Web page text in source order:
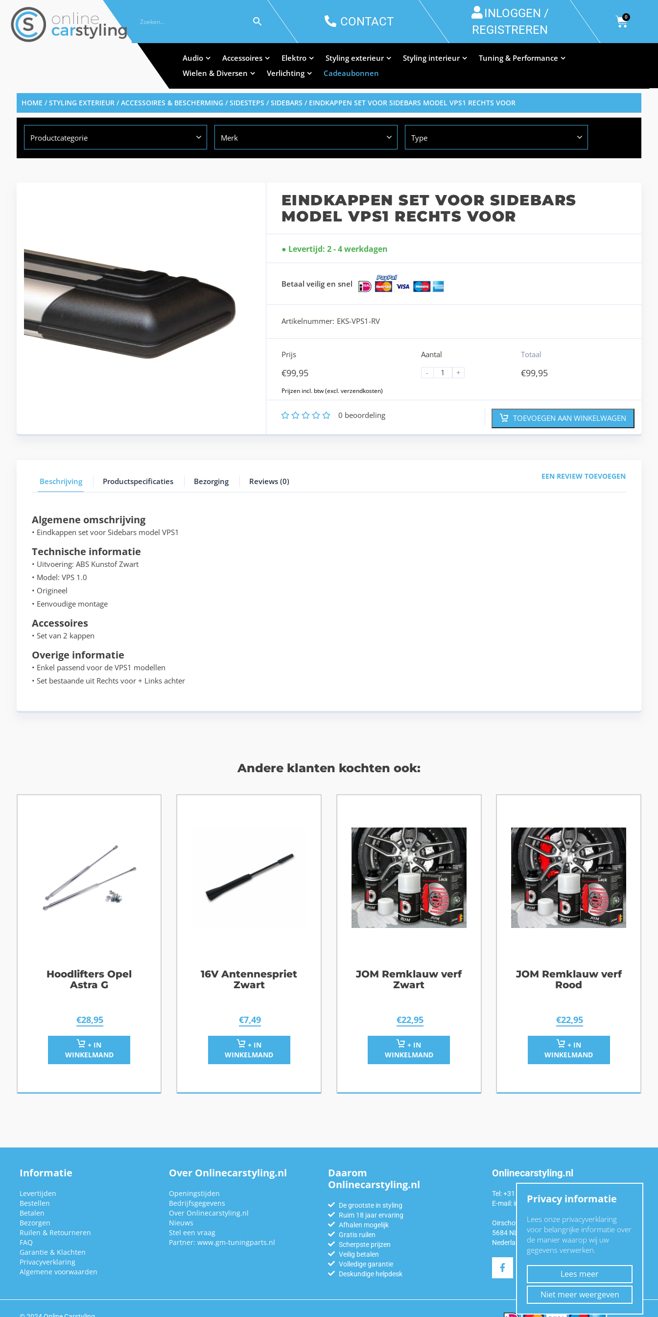
CONTACT
INLOGGEN /
REGISTREREN
0
Audio Accessoires Elektro Styling exterieur Styling interieur
Tuning & Performance
Wielen & Diversen
Verlichting Cadeaubonnen
HOME /STYLING EXTERIEUR/ACCESSOIRES & BESCHERMING /SIDESTEPS / SIDEBARS / EINDKAPPEN SET VOOR SIDEBARS MODEL VPS1 RECHTS VOOR
Productcategorie Merk Type
EINDKAPPEN SET VOOR SIDEBARS
MODEL VPS1 RECHTS VOOR
Levertijd: 2 - 4 werkdagen
Betaal veilig en snel
Artikelnummer: EKS-VPS1-RV
Prijs
€99,95
Aantal
-
+
Totaal
€99,95
5
4
3
2 0 beoordeling TOEVOEGEN AAN WINKELWAGEN
Beschrijving Productspecificaties Bezorging Reviews (0)
EEN REVIEW TOEVOEGEN
Algemene omschrijving
• Eindkappen set voor Sidebars model VPS1
Technische informatie
• Uitvoering: ABS Kunstof Zwart
• Model: VPS 1.0
• Origineel
• Eenvoudige montage
Accessoires
• Set van 2 kappen
Overige informatie
• Enkel passend voor de VPS1 modellen
• Set bestaande uit Rechts voor + Links achter
Andere klanten kochten ook:
Hoodlifters Opel
Astra G
€28,95
+ IN
WINKELMAND
16V Antennespriet
Zwart
€7,49
+ IN
WINKELMAND
JOM Remklauw verf
Zwart
€22,95
+ IN
WINKELMAND
JOM Remklauw verf
Rood
€22,95
+ IN
WINKELMAND
Informatie
Levertijden
Bestellen
Betalen
Bezorgen
Ruilen & Retourneren
FAQ
Garantie & Klachten
Privacyverklaring
Algemene voorwaarden
Over Onlinecarstyling.nl
Openingstijden
Bedrijfsgegevens
Over Onlinecarstyling.nl
Nieuws
Stel een vraag
Partner: www.gm-tuningparts.nl
Daarom
Onlinecarstyling.nl
De grootste in styling
Ruim 18 jaar ervaring
Afhalen mogelijk
Gratis ruilen
Scherpste prijzen
Veilig betalen
Volledige garantie
Deskundige helpdesk
Onlinecarstyling.nl
Tel: +31 (0)6 54 98 49 99
E-mail: info@onlinecarstyling.nl
Oirschotseweg 92a
5684 NL Best
Nederland
Privacy informatie
Lees onze privacyverklaring
voor belangrijke informatie over
de manier waarop wij uw
gegevens verwerken.
Lees meer
Niet meer weergeven